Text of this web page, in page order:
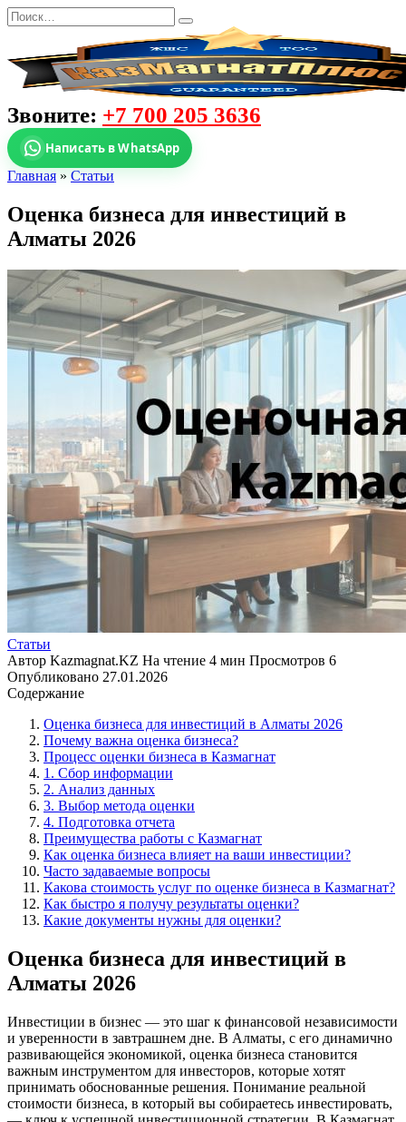
Звоните: +7 700 205 3636
Написать в WhatsApp
Главная » Статьи
Оценка бизнеса для инвестиций в
Алматы 2026
Статьи
Автор Kazmagnat.KZ На чтение 4 мин Просмотров 6
Опубликовано 27.01.2026
Содержание
Оценка бизнеса для инвестиций в Алматы 2026
Почему важна оценка бизнеса?
Процесс оценки бизнеса в Казмагнат
1. Сбор информации
2. Анализ данных
3. Выбор метода оценки
4. Подготовка отчета
Преимущества работы с Казмагнат
Как оценка бизнеса влияет на ваши инвестиции?
Часто задаваемые вопросы
Какова стоимость услуг по оценке бизнеса в Казмагнат?
Как быстро я получу результаты оценки?
Какие документы нужны для оценки?
Оценка бизнеса для инвестиций в
Алматы 2026
Инвестиции в бизнес — это шаг к финансовой независимости
и уверенности в завтрашнем дне. В Алматы, с его динамично
развивающейся экономикой, оценка бизнеса становится
важным инструментом для инвесторов, которые хотят
принимать обоснованные решения. Понимание реальной
стоимости бизнеса, в который вы собираетесь инвестировать,